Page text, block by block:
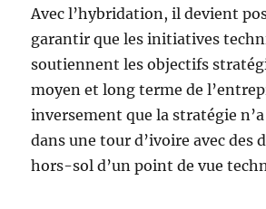
Avec l’hybridation, il devient
garantir que les initiatives
soutiennent les objectifs
moyen et long terme de
inversement que la stratégie
dans une tour d’ivoire avec des
hors-sol d’un point de vue